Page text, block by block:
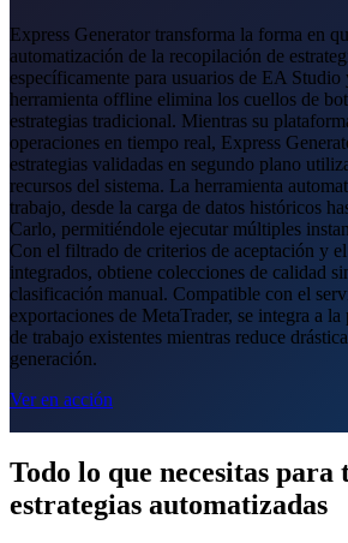
Express Generator transforma la forma en
automatización de la recopilación de
específicamente para usuarios de EA
herramienta offline elimina los cuellos de
estrategias tradicional. Mientras su
operaciones en tiempo real, Express
estrategias validadas en segundo plano
recursos del sistema. La herramienta
trabajo, desde la carga de datos históricos
Carlo, permitiéndole ejecutar múltiples
Con el filtrado de criterios de aceptación y
integrados, obtiene colecciones de calidad
clasificación manual. Compatible con el
exportaciones de MetaTrader, se integra a
de trabajo existentes mientras reduce
generación.
Ver en acción
Todo lo que necesitas para
estrategias automatizadas